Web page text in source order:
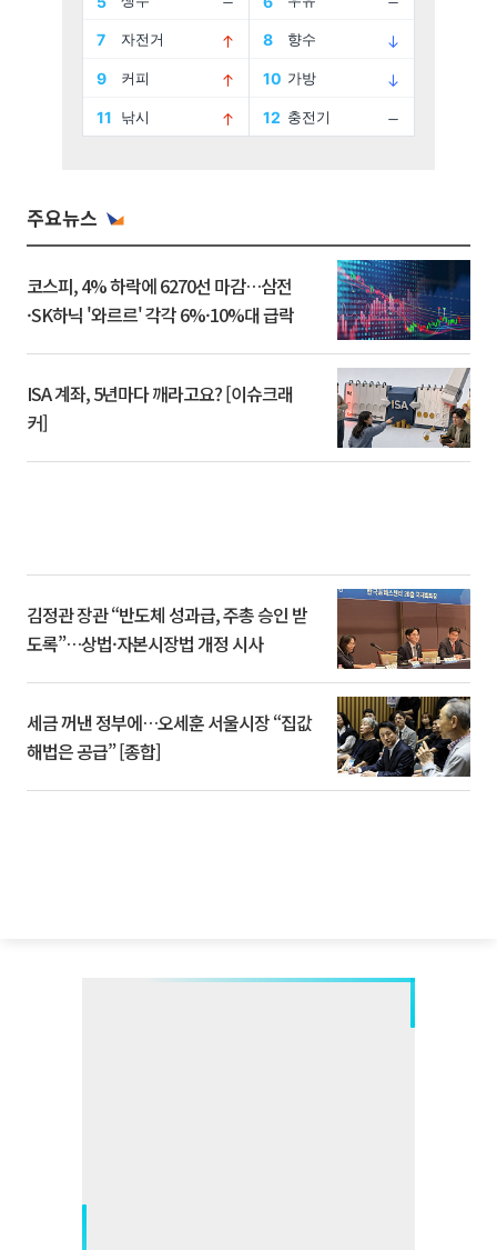
주요뉴스
코스피, 4% 하락에 6270선 마감…삼전
·SK하닉 '와르르' 각각 6%·10%대 급락
ISA 계좌, 5년마다 깨라고요? [이슈크래
커]
김정관 장관 “반도체 성과급, 주총 승인 받
도록”…상법·자본시장법 개정 시사
세금 꺼낸 정부에…오세훈 서울시장 “집값
해법은 공급” [종합]